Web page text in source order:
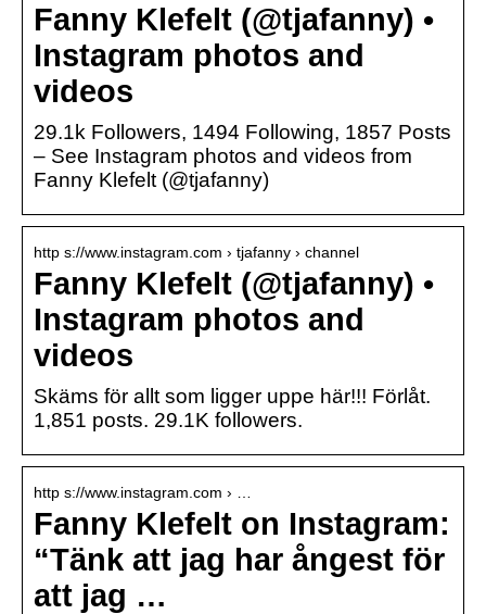
Fanny Klefelt (@tjafanny) •
Instagram photos and
videos
29.1k Followers, 1494 Following, 1857 Posts
– See Instagram photos and videos from
Fanny Klefelt (@tjafanny)
http s://www.instagram.com › tjafanny › channel
Fanny Klefelt (@tjafanny) •
Instagram photos and
videos
Skäms för allt som ligger uppe här!!! Förlåt.
1,851 posts. 29.1K followers.
http s://www.instagram.com › …
Fanny Klefelt on Instagram:
“Tänk att jag har ångest för
att jag …